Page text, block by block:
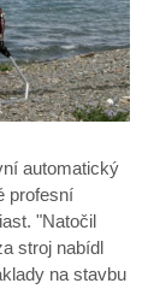
automatický
profesní
"Natočil
stroj nabídl
na stavbu